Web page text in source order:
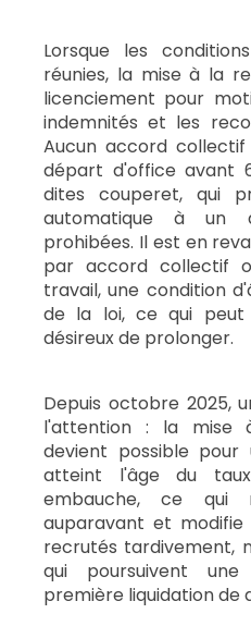
Lorsque les
réunies, la mise à la
licenciement pour
indemnités et les
Aucun accord
départ d'office avant
dites couperet, qui
automatique à un
prohibées. Il est en
par accord collectif
travail, une condition
de la loi, ce qui
désireux de prolonger.
Depuis octobre 2025,
l'attention : la mise
devient possible
atteint l'âge du
embauche, ce
auparavant et
recrutés tardivement,
qui poursuivent
première liquidation de